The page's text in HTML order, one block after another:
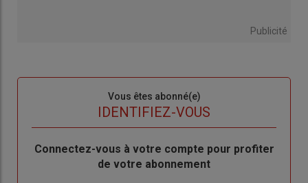
Publicité
Vous êtes abonné(e)
IDENTIFIEZ-VOUS
Body
Connectez-vous à votre compte pour profiter
de votre abonnement